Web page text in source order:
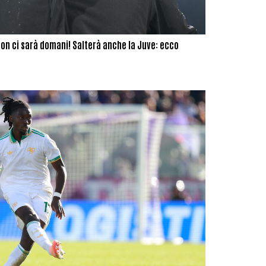
ci sarà domani! Salterà anche la Juve: ecco